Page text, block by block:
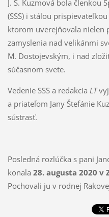
J. Š. Kuzmová bola členkou
(SSS) i stálou prispievateľkou
ktorom uverejňovala nielen
zamyslenia nad velikánmi
M. Dostojevským, i nad
súčasnom svete.
Vedenie SSS a redakcia LT
a priateľom Jany Štefánie
sústrasť.
Posledná rozlúčka s pani
konala 28. augusta 2020 v
Pochovali ju v rodnej